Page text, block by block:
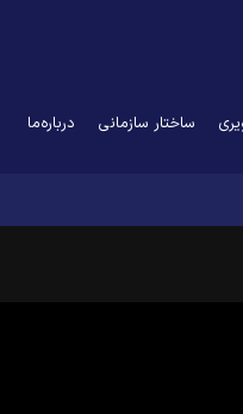
ساختار سازمانی درباره‌ما